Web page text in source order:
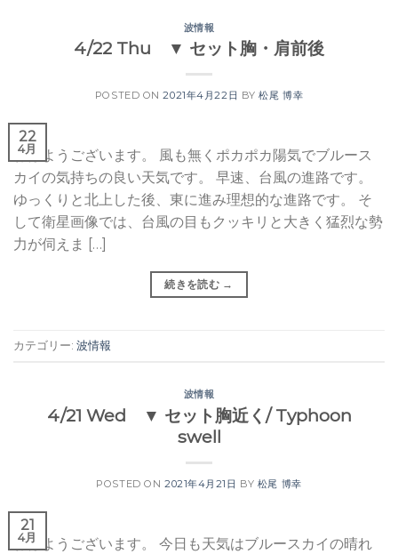
波情報
4/22 Thu ▼ セット胸・肩前後
POSTED ON2021年4月22日 BY松尾 博幸
22
4月
おはようございます。 風も無くポカポカ陽気でブルース
カイの気持ちの良い天気です。 早速、台風の進路です。
ゆっくりと北上した後、東に進み理想的な進路です。 そ
して衛星画像では、台風の目もクッキリと大きく猛烈な勢
力が伺えま […]
続きを読む →
カテゴリー: 波情報
波情報
4/21 Wed ▼ セット胸近く/ Typhoon
swell
POSTED ON 2021年4月21日 BY 松尾 博幸
21
4月
おはようございます。 今日も天気はブルースカイの晴れ